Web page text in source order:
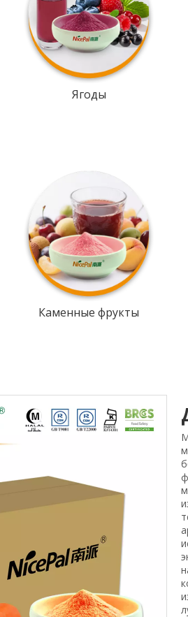
Ягоды
Каменные фрукты